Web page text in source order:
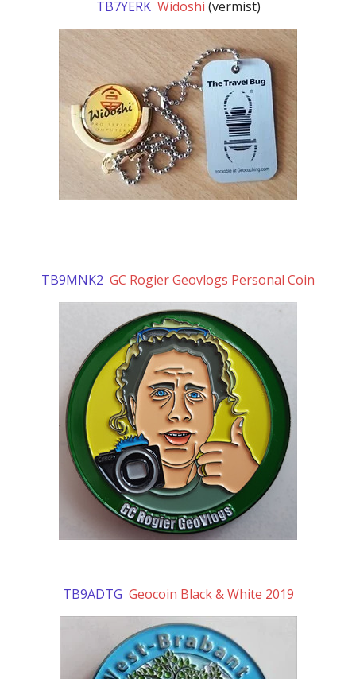
TB7YERK Widoshi (vermist)
TB9MNK2 GC Rogier Geovlogs Personal Coin
TB9ADTG Geocoin Black & White 2019